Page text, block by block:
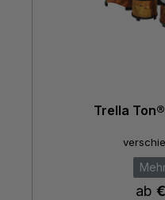
Trella
ab